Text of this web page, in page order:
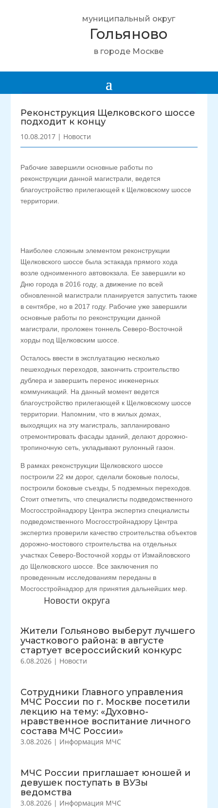
муниципальный округ
Гольяново
в городе Москве
Новости округа
Жители Гольяново выберут лучшего
участкового района: в августе
стартует всероссийский конкурс
6.08.2026 | Новости
Сотрудники Главного управления
МЧС России по г. Москве посетили
лекцию на тему: «Духовно-
нравственное воспитание личного
состава МЧС России»
3.08.2026 | Информация МЧС
МЧС России приглашает юношей и
девушек поступать в ВУЗы
ведомства
3.08.2026 | Информация МЧС
Реконструкция Щелковского шоссе
подходит к концу
10.08.2017 | Новости
Рабочие завершили основные работы по
реконструкции данной магистрали, ведется
благоустройство прилегающей к Щелковскому шоссе
территории.
Наиболее сложным элементом реконструкции
Щелковского шоссе была эстакада прямого хода
возле одноименного автовокзала. Ее завершили ко
Дню города в 2016 году, а движение по всей
обновленной магистрали планируется запустить также
в сентябре, но в 2017 году. Рабочие уже завершили
основные работы по реконструкции данной
магистрали, проложен тоннель Северо-Восточной
хорды под Щелковским шоссе.
Осталось ввести в эксплуатацию несколько
пешеходных переходов, закончить строительство
дублера и завершить перенос инженерных
коммуникаций. На данный момент ведется
благоустройство прилегающей к Щелковскому шоссе
территории. Напомним, что в жилых домах,
выходящих на эту магистраль, запланировано
отремонтировать фасады зданий, делают дорожно-
тропиночную сеть, укладывают рулонный газон.
В рамках реконструкции Щелковского шоссе
построили 22 км дорог, сделали боковые полосы,
построили боковые съезды, 5 подземных переходов.
Стоит отметить, что специалисты подведомственного
Мосгосстройнадзору Центра экспертиз специалисты
подведомственного Мосгосстройнадзору Центра
экспертиз проверили качество строительства объектов
дорожно-мостового строительства на отдельных
участках Северо-Восточной хорды от Измайловского
до Щелковского шоссе. Все заключения по
проведенным исследованиям переданы в
Мосгосстройнадзор для принятия дальнейших мер.